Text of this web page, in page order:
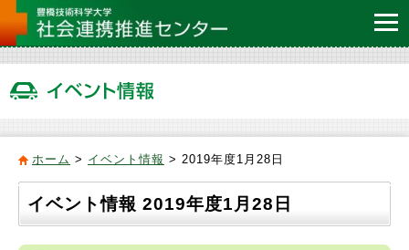
ホーム > イベント情報 > 2019年度1月28日
イベント情報 2019年度1月28日